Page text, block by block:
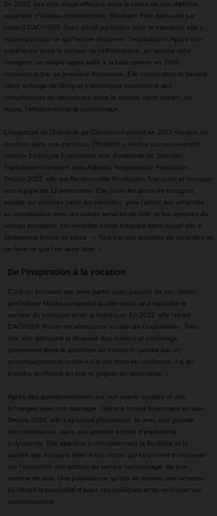
En 2003, lors d’un stage effectué dans le cadre de son diplôme
supérieur d’études commerciales, Elisabeth Petit découvre par
hasard DACHSER. Sans attrait particulier pour le transport, elle y
trouve pourtant ce qui l’anime vraiment : l’exploitation. Après une
expérience dans le secteur de l’informatique, au service suivi
transport, un simple appel suffit à la faire revenir en 2006,
convaincue par sa première immersion. Elle rejoint alors le service
client arrivage de Vichy et y développe rapidement ses
compétences en découvrant aussi le service client départ, les
litiges, l’affrètement et le camionnage.
L’ouverture de l’Eurohub de Clermont‑Ferrand en 2011 marque un
tournant dans son parcours. Élisabeth y évolue successivement
comme Employée Exploitation nuit, Assistante de Direction,
Exploitation transport, puis Adjointe Responsable Production.
Depuis 2023, elle est Responsable Production Transport et manage
une équipe de 12 personnes. Elle pilote les plans de transport,
adapte les volumes selon les périodes, gère l’achat des véhicules…
en coordination avec les autres services du hub et les agences du
réseau européen. Un véritable travail d’équipe dans lequel elle a
pleinement trouvé sa place : « Tout est une question de caractère et
de faire ce que l’on aime faire. »
De l’inspiration à la vocation
C’est en écoutant son père parler avec passion de son métier
qu’Océane Maillet comprend qu’elle aussi veut rejoindre le
secteur du transport et de la logistique. En 2022, elle rejoint
DACHSER Rouen en alternance au sein de l’exploitation. Très
vite, elle découvre la diversité des métiers et s’immerge
pleinement dans le quotidien du transport, portée par un
accompagnement solide « J’ai été mise en confiance. J‘ai pu
prendre confiance en moi et gagner en autonomie. »
Après des questionnements sur son avenir scolaire et des
échanges avec son manager, Océane trouve finalement sa voie.
Depuis 2024, elle s’épanouit pleinement, et avec une grande
reconnaissance, dans son premier emploi d’exploitante
polyvalente. Elle apprécie particulièrement la flexibilité et la
variété des missions liées à son poste, qui lui permet d’intervenir
sur l’ensemble des actions du service camionnage, de jour
comme de nuit. Une polyvalence qu’elle vit comme une richesse,
lui offrant la possibilité d’aider ses collègues et de renforcer ses
connaissances.